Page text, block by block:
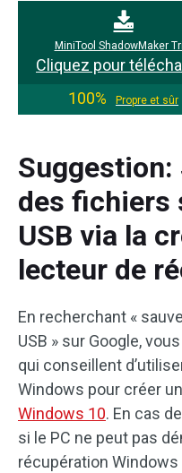
MiniTool ShadowMaker
Cliquez pour
100%
Propre et sûr
Suggestion:
des fichiers
USB via la
lecteur de
En recherchant «
USB » sur Google,
qui conseillent
Windows pour créer
Windows 10. En cas
si le PC ne peut pas
récupération